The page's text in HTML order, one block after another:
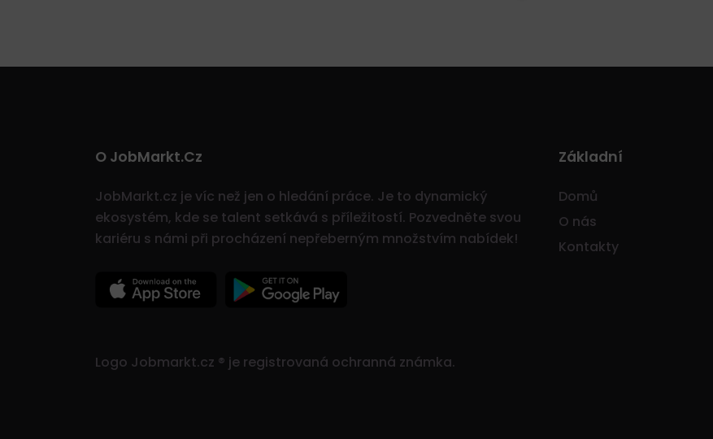
O JobMarkt.cz
JobMarkt.cz je víc než jen o hledání práce. Je to dynamický
ekosystém, kde se talent setkává s příležitostí. Pozvedněte svou
kariéru s námi při procházení nepřeberným množstvím nabídek!
Logo Jobmarkt.cz ® je registrovaná ochranná známka.
Základní
Domů
O nás
Kontakty